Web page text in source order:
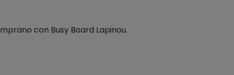
con Busy Board Lapinou.